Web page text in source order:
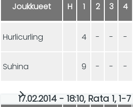
Joukkueet H 1 2 3 4
Hurlicurling 4 - - -
Suhina 9 - - -
17.02.2014 - 18:10, Rata 1, 1-7